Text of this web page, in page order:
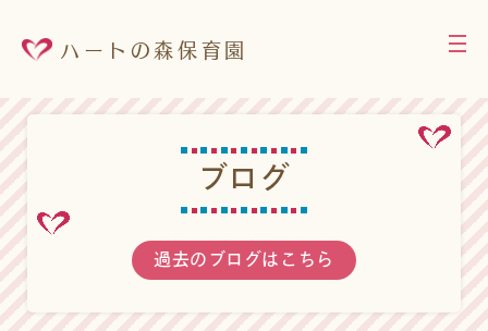
ハートの森保育園
ブロ グ
過去のブログはこちら